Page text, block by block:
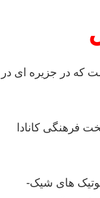
که در جزیره ای در
فرهنگی کانادا
بوتیک های شیک-